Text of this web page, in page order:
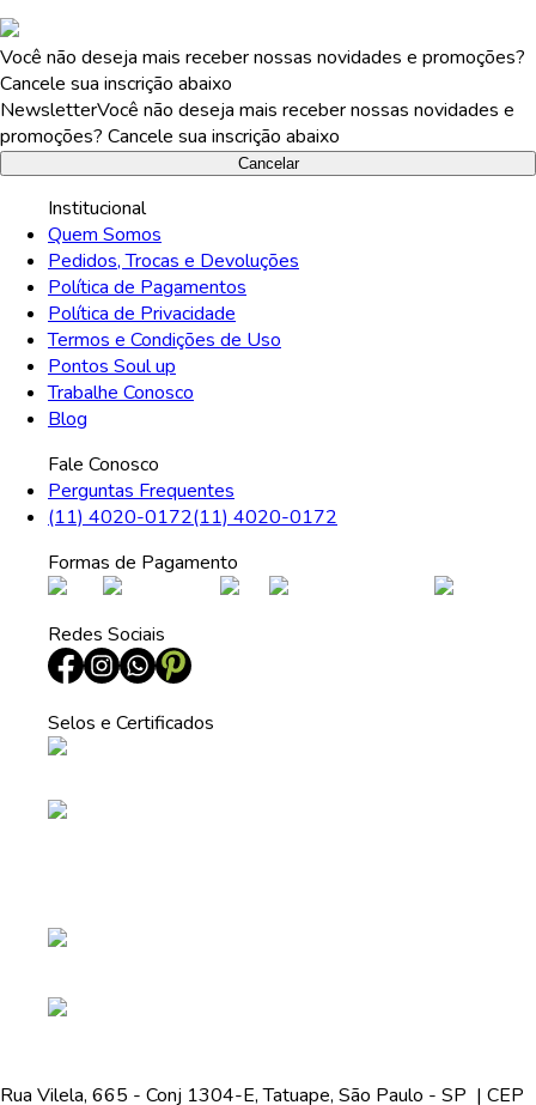
Você não deseja mais receber nossas novidades e promoções?
Cancele sua inscrição abaixo
NewsletterVocê não deseja mais receber nossas novidades e
promoções? Cancele sua inscrição abaixo
Cancelar
Institucional
Quem Somos
Pedidos, Trocas e Devoluções
Política de Pagamentos
Política de Privacidade
Termos e Condições de Uso
Pontos Soul up
Trabalhe Conosco
Blog
Fale Conosco
Perguntas Frequentes
(11) 4020-0172(11) 4020-0172
Formas de Pagamento
Redes Sociais
Selos e Certificados
Rua Vilela, 665 - Conj 1304-E, Tatuape, São Paulo - SP | CEP